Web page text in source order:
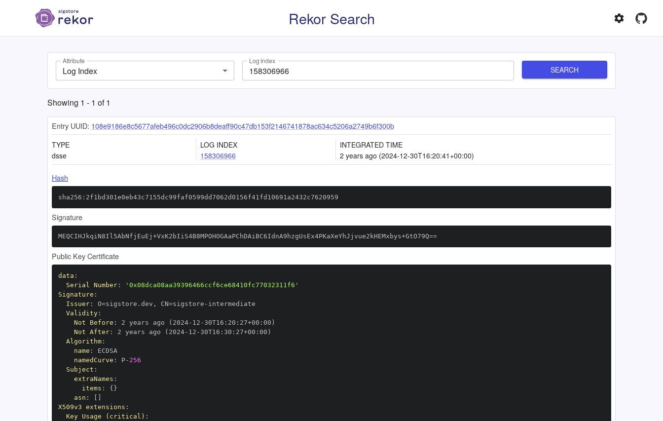
Rekor Search
Attribute
Log Index
Log Index
SEARCH
Showing 1 - 1 of1
Entry UUID: 108e9186e8c5677afeb496c0dc2906b8deaff90c47db153f2146741878ac634c5206a2749b6f300b
TYPE
dsse
LOG INDEX
158306966
INTEGRATED TIME
2 years ago (2024-12-30T16:20:41+00:00)
Hash
sha256:2f1bd301e0eb43c7155dc99faf0599dd7062d0156f41fd10691a2432c7620959
Signature
MEQCIHJkqiN8Il5AbNfjEuEj+VxK2bIiS4B8MPOHOGAaPChDAiBC6IdnA9hzgUsEx4PKaXeYhJjvue2kHEMxbys+GtO79Q==
Public Key Certificate
data :
Serial Number:
'0x08dca08aa39396466ccf6ce68410fc77032311f6'
Signature :
Issuer: O=sigstore.dev , CN=sigstore -
Validity:
Not Before : 2 years ago (2024- 12 - 30T16 : 20 : 27+00 :
Not After: 2 years ago (2024- 12 - 30T16 : 30 : 27+00 :
Algorithm:
name :
namedCurve : P- 256
Subject :
extraNames :
items : { }
asn :
X509v3 extensions :
Key Usage (critical) :